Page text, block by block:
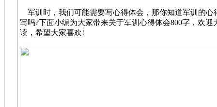
军训时，我们可能需要写心得体会，那你知道军训的心
写吗?下面小编为大家带来关于军训心得体会800字，欢迎
读，希望大家喜欢!